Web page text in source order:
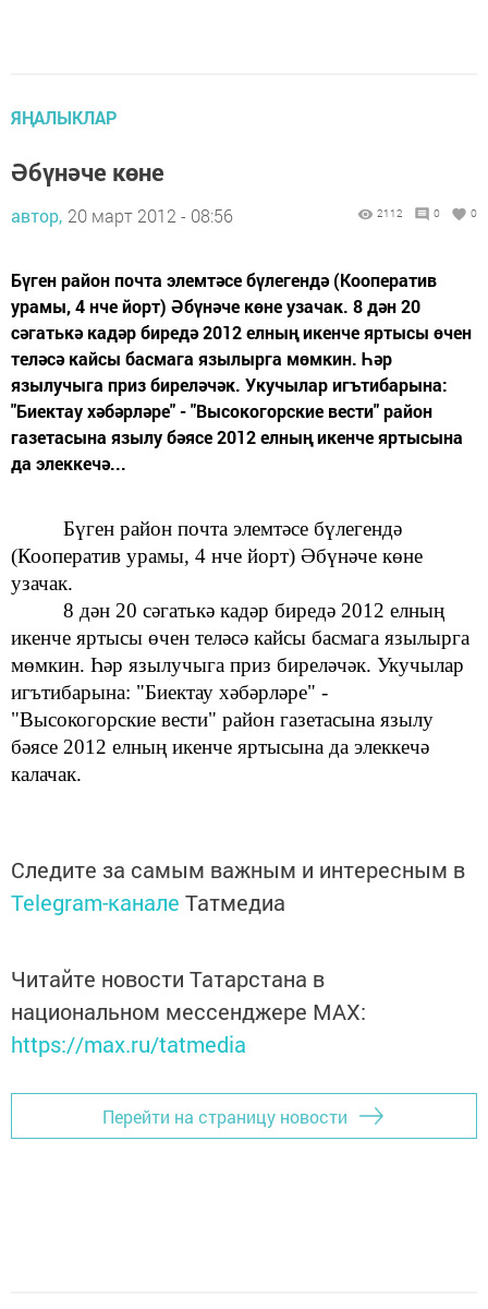
ЯҢАЛЫКЛАР
Әбүнәче көне
автор, 20 март 2012 - 08:56 2112 0 0
Бүген район почта элемтәсе бүлегендә (Кооператив
урамы, 4 нче йорт) Әбүнәче көне узачак. 8 дән 20
сәгатькә кадәр биредә 2012 елның икенче яртысы өчен
теләсә кайсы басмага язылырга мөмкин. Һәр
язылучыга приз биреләчәк. Укучылар игътибарына:
"Биектау хәбәрләре" - "Высокогорские вести" район
газетасына язылу бәясе 2012 елның икенче яртысына
да элеккечә...
Бүген район почта элемтәсе бүлегендә
(Кооператив урамы, 4 нче йорт) Әбүнәче көне
узачак.
8 дән 20 сәгатькә кадәр биредә 2012 елның
икенче яртысы өчен теләсә кайсы басмага язылырга
мөмкин. Һәр язылучыга приз биреләчәк. Укучылар
игътибарына: "Биектау хәбәрләре" -
"Высокогорские вести" район газетасына язылу
бәясе 2012 елның икенче яртысына да элеккечә
калачак.
Следите за самым важным и интересным в
Telegram-канале Татмедиа
Читайте новости Татарстана в
национальном мессенджере MАХ:
https://max.ru/tatmedia
Перейти на страницу новости